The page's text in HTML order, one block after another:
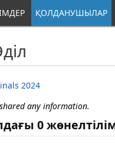
ҚОЛДАНУШЫЛАР
2024
any information.
0